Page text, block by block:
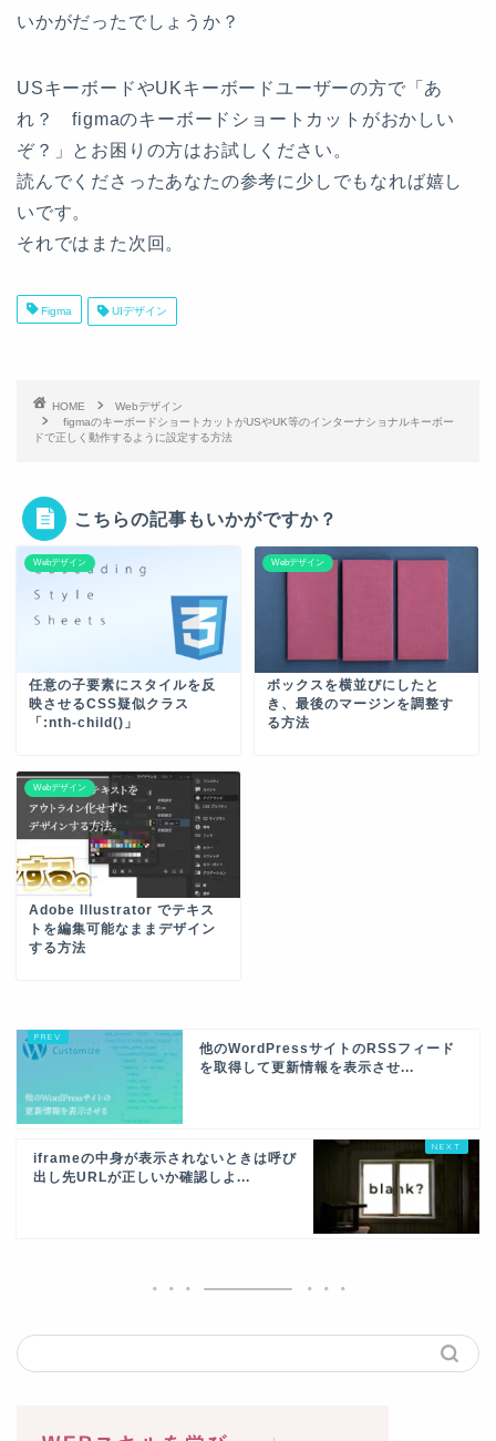
いかがだったでしょうか？
USキーボードやUKキーボードユーザーの方で「あ
れ？ figmaのキーボードショートカットがおかしい
ぞ？」とお困りの方はお試しください。
読んでくださったあなたの参考に少しでもなれば嬉し
いです。
それではまた次回。
Figma UIデザイン
HOME
Webデザイン
figmaのキーボードショートカットがUSやUK等のインターナショナルキーボー
ドで正しく動作するように設定する方法
こちらの記事もいかがですか？
Webデザイン
任意の子要素にスタイルを反
映させるCSS疑似クラス
「:nth-child()」
Webデザイン
ボックスを横並びにしたと
き、最後のマージンを調整す
る方法
Webデザイン
Adobe Illustrator でテキス
トを編集可能なままデザイン
する方法
他のWordPressサイトのRSSフィード
を取得して更新情報を表示させ...
iframeの中身が表示されないときは呼び
出し先URLが正しいか確認しよ...